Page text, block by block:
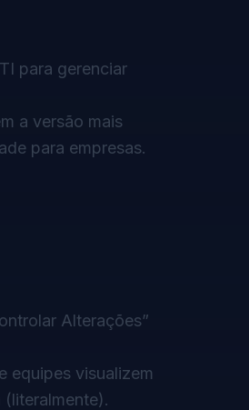
para gerenciar
a versão mais
para empresas.
Alterações”
equipes visualizem